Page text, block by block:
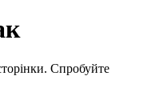
Спробуйте